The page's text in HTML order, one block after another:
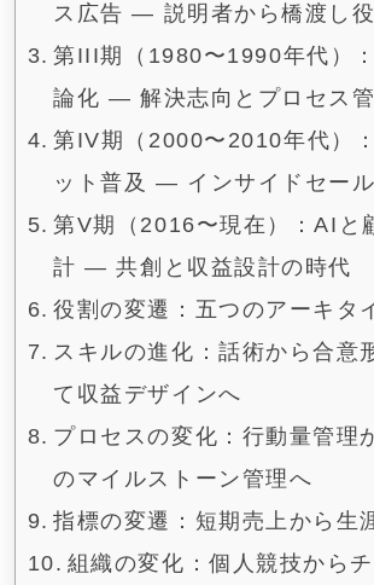
ス広告 ― 説明者から橋渡し
第III期（1980〜1990年代）
論化 ― 解決志向とプロセス
第IV期（2000〜2010年代）
ット普及 ― インサイドセー
第V期（2016〜現在）：AIと
計 ― 共創と収益設計の時代
役割の変遷：五つのアーキタ
スキルの進化：話術から合意
て収益デザインへ
プロセスの変化：行動量管理
のマイルストーン管理へ
指標の変遷：短期売上から生
組織の変化：個人競技から